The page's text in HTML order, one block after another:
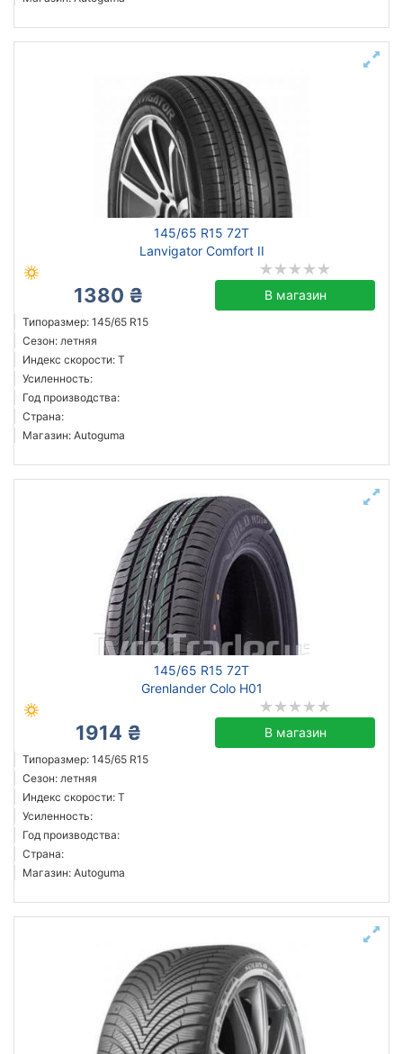
145/65 R15 72T
Lanvigator Comfort II
1380 ₴ В магазин
Типоразмер: 145/65 R15
Сезон: летняя
Индекс скорости: T
Усиленность:
Год производства:
Страна:
Магазин: Autoguma
145/65 R15 72T
Grenlander Colo H01
1914 ₴ В магазин
Типоразмер: 145/65 R15
Сезон: летняя
Индекс скорости: T
Усиленность:
Год производства:
Страна:
Магазин: Autoguma